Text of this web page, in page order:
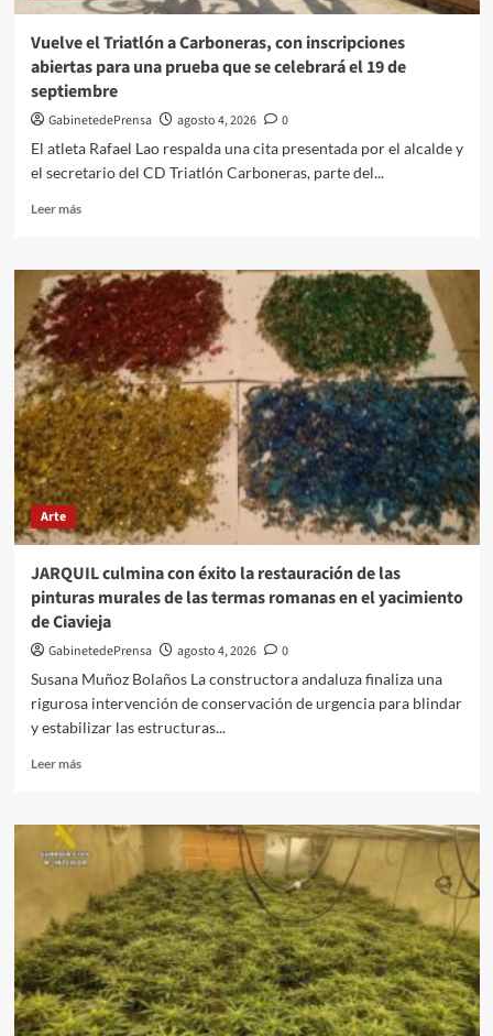
2025-
Vuelve el Triatlón a Carboneras, con inscripciones
abiertas para una prueba que se celebrará el 19 de
septiembre
GabinetedePrensa agosto 4, 2026
0
El atleta Rafael Lao respalda una cita presentada por el alcalde y
el secretario del CD Triatlón Carboneras, parte del...
Leer másLeer
Vuelve
el
Triatlón
a
Carboneras,
con
inscripciones
abiertas
para
una
prueba
que
se
celebrará
19
de
septiembre
Arte
JARQUIL culmina con éxito la restauración de las
pinturas murales de las termas romanas en el yacimiento
de Ciavieja
GabinetedePrensa agosto 4, 2026
0
Susana Muñoz Bolaños La constructora andaluza finaliza una
rigurosa intervención de conservación de urgencia para blindar
y estabilizar las estructuras...
Leer másLeer
JARQUIL
culmina
con
restauración
de
las
pinturas
murales
de